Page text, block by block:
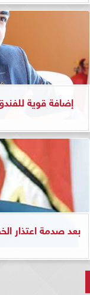
إضافة قوية
بعد صدمة اعتذار